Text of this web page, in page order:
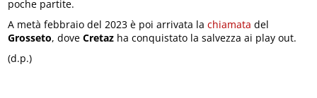
poche partite.
A metà febbraio del 2023 è poi arrivata lachiamata del
Grosseto, doveCretaz ha conquistato la salvezza ai play out.
(d.p.)